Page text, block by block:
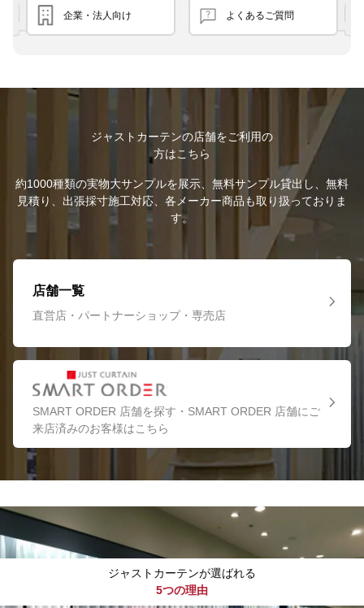
企業・法人向け よくあるご質問
ジャストカーテンの店舗をご利用の
方はこちら
約1000種類の実物大サンプルを展示、無料サンプル貸出し、無料
見積り、出張採寸施工対応、各メーカー商品も取り扱っておりま
す。
店舗一覧
直営店・パートナーショップ・専売店
SMART ORDER 店舗を探す・SMART ORDER 店舗にご
来店済みのお客様はこちら
ジャストカーテンが選ばれる
5つの理由